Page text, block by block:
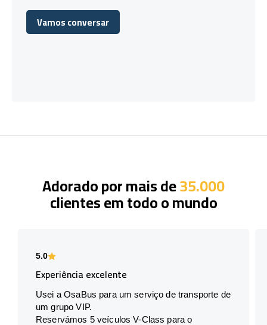
Vamos conversar
Vamos conversar
Adorado por mais de35.000
clientes em todo o mundo
5.0
Experiência excelente
Usei a OsaBus para um serviço de transporte de
um grupo VIP.
Reservámos 5 veículos V-Class para o